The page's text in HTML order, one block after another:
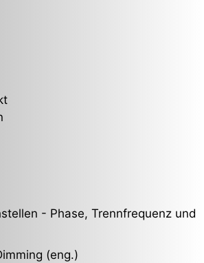
- Phase, Trennfrequenz und
(eng.)